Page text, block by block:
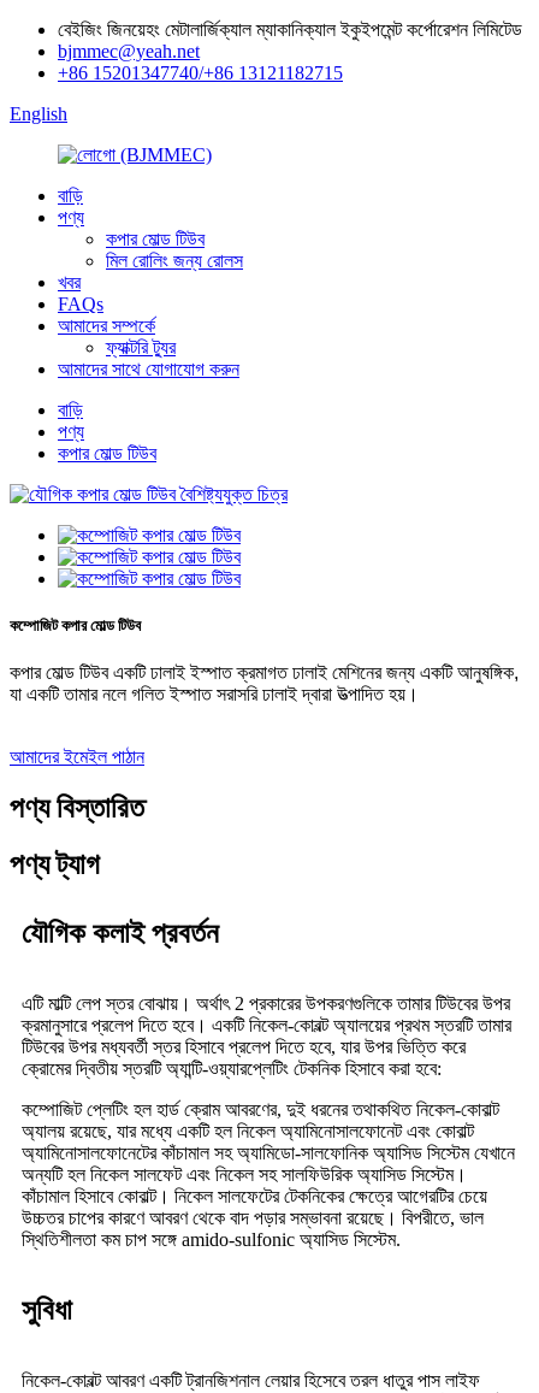
বেইজিং জিনয়েহং মেটালার্জিক্যাল ম্যাকানিক্যাল ইকুইপমেন্ট কর্পোরেশন লিমিটেড
bjmmec@yeah.net
+86 15201347740/+86 13121182715
English
বাড়ি
পণ্য
কপার মোল্ড টিউব
মিল রোলিং জন্য রোলস
খবর
FAQs
আমাদের সম্পর্কে
ফ্যাক্টরি ট্যুর
আমাদের সাথে যোগাযোগ করুন
বাড়ি
পণ্য
কপার মোল্ড টিউব
কম্পোজিট কপার মোল্ড টিউব
কপার মোল্ড টিউব একটি ঢালাই ইস্পাত ক্রমাগত ঢালাই মেশিনের জন্য একটি আনুষঙ্গিক,
যা একটি তামার নলে গলিত ইস্পাত সরাসরি ঢালাই দ্বারা উত্পাদিত হয়।
আমাদের ইমেইল পাঠান
পণ্য বিস্তারিত
পণ্য ট্যাগ
যৌগিক কলাই প্রবর্তন
এটি মাল্টি লেপ স্তর বোঝায়। অর্থাৎ 2 প্রকারের উপকরণগুলিকে তামার টিউবের উপর
ক্রমানুসারে প্রলেপ দিতে হবে। একটি নিকেল-কোবল্ট অ্যালয়ের প্রথম স্তরটি তামার
টিউবের উপর মধ্যবর্তী স্তর হিসাবে প্রলেপ দিতে হবে, যার উপর ভিত্তি করে
ক্রোমের দ্বিতীয় স্তরটি অ্যান্টি-ওয়্যারপ্লেটিং টেকনিক হিসাবে করা হবে:
কম্পোজিট প্লেটিং হল হার্ড ক্রোম আবরণের, দুই ধরনের তথাকথিত নিকেল-কোবাল্ট
অ্যালয় রয়েছে, যার মধ্যে একটি হল নিকেল অ্যামিনোসালফোনেট এবং কোবাল্ট
অ্যামিনোসালফোনেটের কাঁচামাল সহ অ্যামিডো-সালফোনিক অ্যাসিড সিস্টেম যেখানে
অন্যটি হল নিকেল সালফেট এবং নিকেল সহ সালফিউরিক অ্যাসিড সিস্টেম।
কাঁচামাল হিসাবে কোবাল্ট। নিকেল সালফেটের টেকনিকের ক্ষেত্রে আগেরটির চেয়ে
উচ্চতর চাপের কারণে আবরণ থেকে বাদ পড়ার সম্ভাবনা রয়েছে। বিপরীতে, ভাল
স্থিতিশীলতা কম চাপ সঙ্গে amido-sulfonic অ্যাসিড সিস্টেম.
সুবিধা
নিকেল-কোবল্ট আবরণ একটি ট্রানজিশনাল লেয়ার হিসেবে তরল ধাতুর পাস লাইফ